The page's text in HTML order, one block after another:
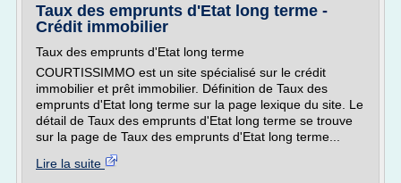
Taux des emprunts d'Etat long terme -
Crédit immobilier
Taux des emprunts d'Etat long terme
COURTISSIMMO est un site spécialisé sur le crédit
immobilier et prêt immobilier. Définition de Taux des
emprunts d'Etat long terme sur la page lexique du site. Le
détail de Taux des emprunts d'Etat long terme se trouve
sur la page de Taux des emprunts d'Etat long terme...
Lire la suite